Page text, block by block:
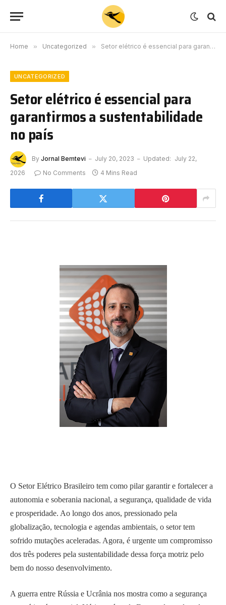
Home » Uncategorized » Setor elétrico é essencial para garantirmos a sustentabilidade no país
UNCATEGORIZED
Setor elétrico é essencial para
garantirmos a sustentabilidade
no país
By Jornal Bemtevi July 20, 2023 Updated: July 22,
2026
No Comments 4 Mins Read
O Setor Elétrico Brasileiro tem como pilar garantir e fortalecer a
autonomia e soberania nacional, a segurança, qualidade de vida
e prosperidade. Ao longo dos anos, pressionado pela
globalização, tecnologia e agendas ambientais, o setor tem
sofrido mutações aceleradas. Agora, é urgente um compromisso
dos três poderes pela sustentabilidade dessa força motriz pelo
bem do nosso desenvolvimento.
A guerra entre Rússia e Ucrânia nos mostra como a segurança